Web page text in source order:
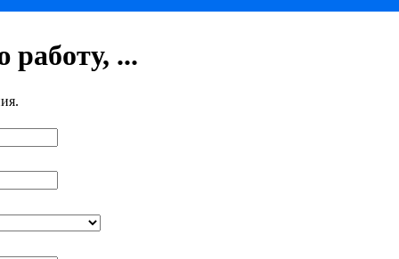
работу, ...